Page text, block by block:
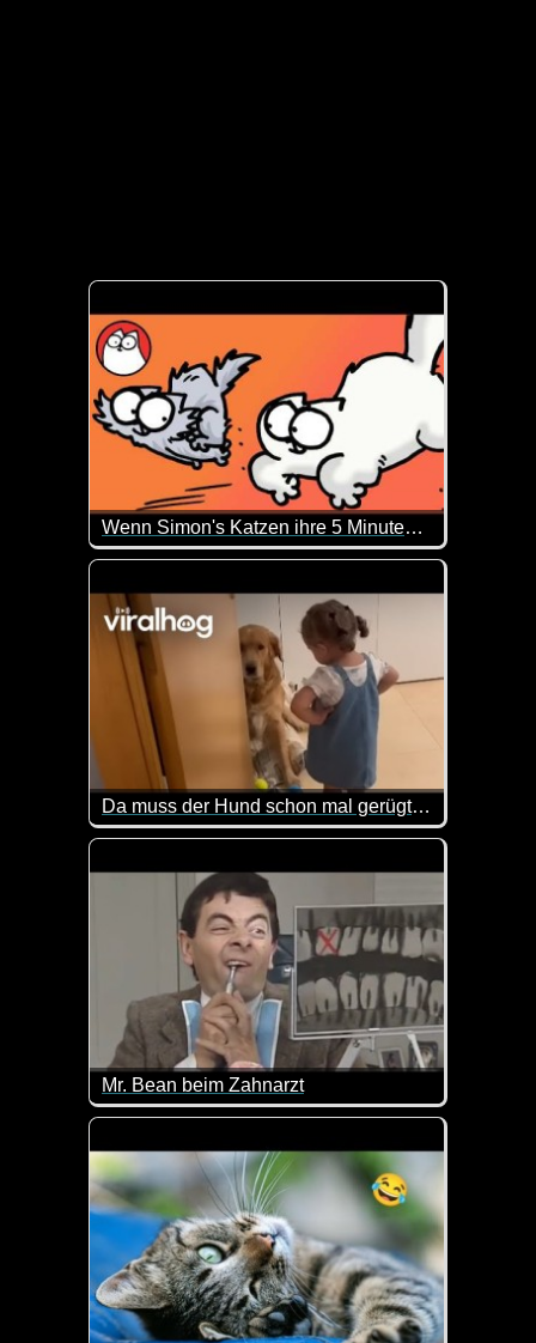
Wenn Simon's Katzen ihre 5 Minuten haben
Er hat es wirklich nicht leicht. Zumal es jetzt ja
Da muss der Hund schon mal gerügt werden
Die Kleine ist doch klasse wie sie ihre Hände in
Mr. Bean beim Zahnarzt
Das ganze Verhalten beim Zahnarzt ist mal